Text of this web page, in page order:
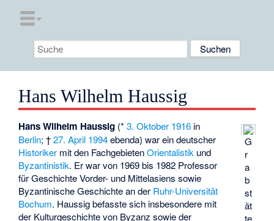
Hans Wilhelm Haussig
G
r
a
b
st
ät
te
Hans Wilhelm Haussig (*3. Oktober 1916 in
Berlin; †27. April 1994ebenda) war ein deutscher
Historiker mit den FachgebietenOrientalistik und
Byzantinistik. Er war von 1969 bis 1982 Professor
für Geschichte Vorder- und Mittelasiens sowie
Byzantinische Geschichte an der Ruhr-Universität
Bochum. Haussig befasste sich insbesondere mit
der Kulturgeschichte von Byzanz sowie der